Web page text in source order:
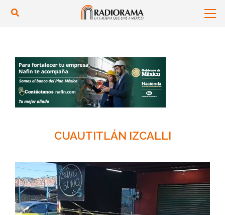
CUAUTITLÁN IZCALLI